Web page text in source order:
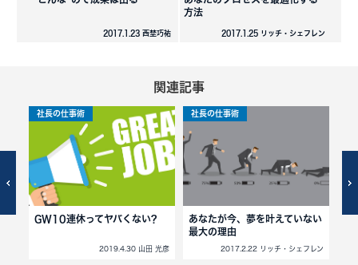
2017.1.23 西埜巧祐
方法
2017.1.25 リッチ・シェフレン
関連記事
社長の仕事術
GW10連休ってヤバくない?
2019.4.30 山田 光彦
社長の仕事術
あなたが今、夢を叶えていない
最大の理由
2017.2.22 リッチ・シェフレン